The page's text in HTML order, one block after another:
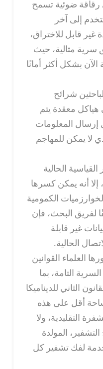
رقاقة ضوئية تسمح
إلى آخر
غير قابل للاختراق،
سرية مثالية، حيث
الآن بشكل أكثر أمانًا
شرائح
هياكل معقدة يتم
المعلومات
لا يمكن للمهاجم
الحالية
أنه يمكن كسرها
الكمومية
لفريق البحث، فإن
غير قابلة
الحالية.
العلماء القوانين
التامة، بما
الثاني للديناميكا
أقل على هذه
التقليدية، ولا
المولدة
لفك تشفير كل